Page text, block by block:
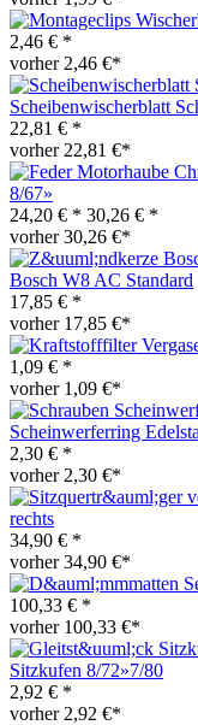
2,46 € *
vorher 2,46 €*
Scheibenwischerblatt
22,81 € *
vorher 22,81 €*
8/67»
24,20 € * 30,26 € *
vorher 30,26 €*
Bosch W8 AC Standard
17,85 € *
vorher 17,85 €*
1,09 € *
vorher 1,09 €*
Scheinwerferring
2,30 € *
vorher 2,30 €*
rechts
34,90 € *
vorher 34,90 €*
100,33 € *
vorher 100,33 €*
Sitzkufen 8/72»7/80
2,92 € *
vorher 2,92 €*